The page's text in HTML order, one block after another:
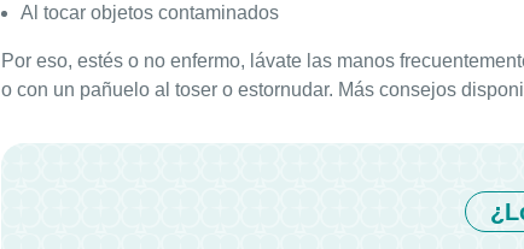
Al tocar objetos contaminados
Por eso, estés o no enfermo, lávate las manos
o con un pañuelo al toser o estornudar. Más consejos